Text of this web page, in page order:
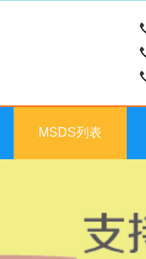
MSDS列表